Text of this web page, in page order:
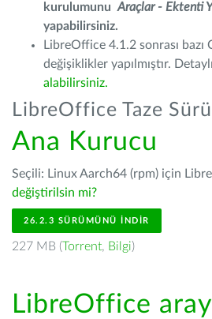
kurulumunu Araçlar - Ektenti
yapabilirsiniz.
LibreOffice 4.1.2 sonrası
değişiklikler yapılmıştır.
alabilirsiniz.
LibreOffice Taze
Ana Kurucu
Seçili: Linux Aarch64 (rpm) için
değiştirilsin mi?
26.2.3 SÜRÜMÜNÜ İNDIR
227 MB (Torrent, Bilgi)
LibreOffice